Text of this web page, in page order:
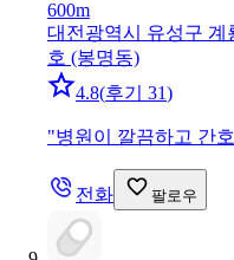
600m
대전광역시 유성구 계
호 (봉명동)
4.8(후기 31)
"병원이 깔끔하고 간
전화 팔로우